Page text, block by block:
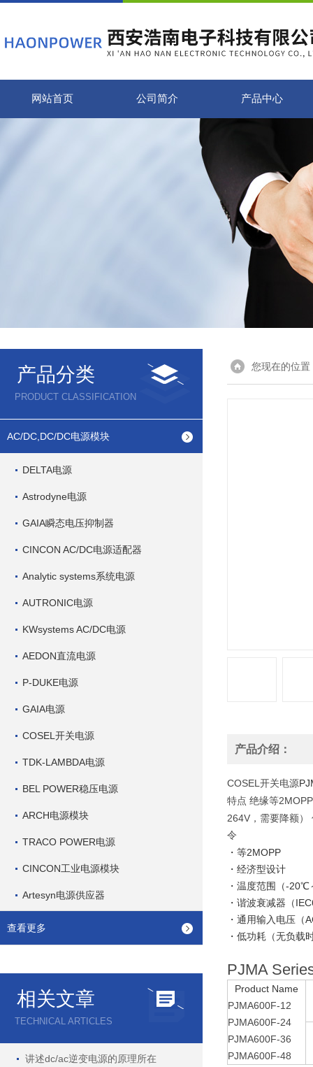
网站首页 公司简介 产品中心
产品分类
PRODUCT CLASSIFICATION
AC/DC,DC/DC电源模块
DELTA电源
Astrodyne电源
GAIA瞬态电压抑制器
CINCON AC/DC电源适配器
Analytic systems系统电源
AUTRONIC电源
KWsystems AC/DC电源
AEDON直流电源
P-DUKE电源
GAIA电源
COSEL开关电源
TDK-LAMBDA电源
BEL POWER稳压电源
ARCH电源模块
TRACO POWER电源
CINCON工业电源模块
Artesyn电源供应器
查看更多
相关文章
TECHNICAL ARTICLES
讲述dc/ac逆变电源的原理所在
您现在的位置
产品介绍：
COSEL 开关电源
特点 绝缘等
264V ，需要降额）
令
・等2MOPP
・经济型设计
・温度范围（-
・谐波衰减器（
・通用输入电压（
・低功耗（无负载
PJMA
Product Name
PJMA600F-12
PJMA600F-24
PJMA600F-36
PJMA600F-48